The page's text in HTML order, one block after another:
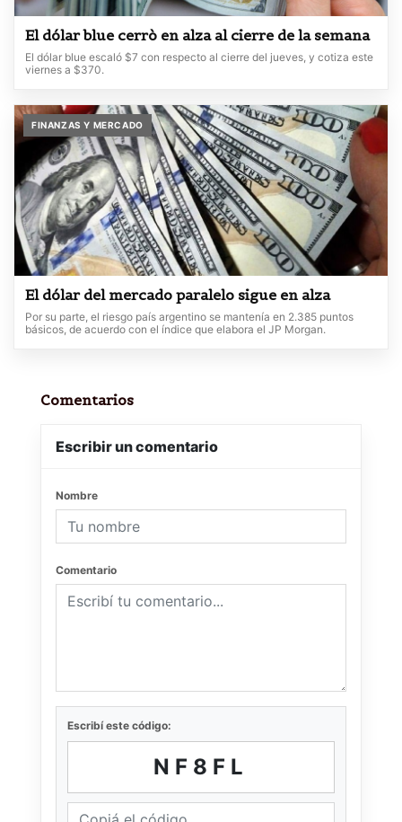
El dólar blue cerrò en alza al cierre de la semana
El dólar blue escaló $7 con respecto al cierre del jueves, y cotiza este
viernes a $370.
FINANZAS Y MERCADO
El dólar del mercado paralelo sigue en alza
Por su parte, el riesgo país argentino se mantenía en 2.385 puntos
básicos, de acuerdo con el índice que elabora el JP Morgan.
Comentarios
Escribir un comentario
Nombre
Comentario
Escribí este código:
NF8FL